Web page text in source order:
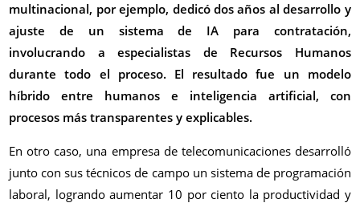
multinacional, por ejemplo, dedicó dos años al desarrollo y
ajuste de un sistema de IA para contratación,
involucrando a especialistas de Recursos Humanos
durante todo el proceso. El resultado fue un modelo
híbrido entre humanos e inteligencia artificial, con
procesos más transparentes y explicables.
En otro caso, una empresa de telecomunicaciones desarrolló
junto con sus técnicos de campo un sistema de programación
laboral, logrando aumentar 10 por ciento la productividad y